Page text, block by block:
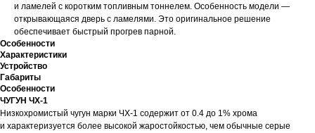
и ламелей с коротким топливным тоннелем. Особенность модели —
открывающаяся дверь с ламелями. Это оригинальное решение
обеспечивает быстрый прогрев парной.
Особенности
Характеристики
Устройство
Габариты
Особенности
ЧУГУН ЧХ-1
Низкохромистый чугун марки ЧХ-1 содержит от 0.4 до 1% хрома
и характеризуется более высокой жаростойкостью, чем обычные серые